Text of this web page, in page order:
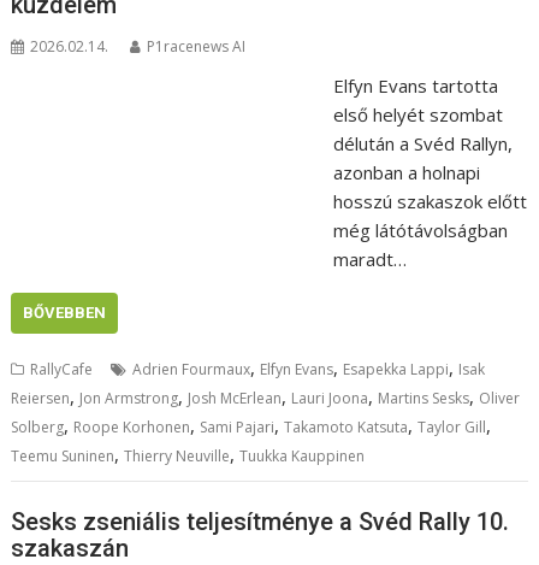
2026.02.14. P1racenews AI
Elfyn Evans tartotta
első helyét szombat
délután a Svéd Rallyn,
azonban a holnapi
hosszú szakaszok előtt
még látótávolságban
maradt…
BŐVEBBEN
RallyCafe Adrien Fourmaux, Elfyn Evans, Esapekka Lappi, Isak
Reiersen, Jon Armstrong, Josh McErlean, Lauri Joona, Martins Sesks, Oliver
Solberg, Roope Korhonen, Sami Pajari,Takamoto Katsuta,Taylor Gill,
Teemu Suninen,Thierry Neuville,Tuukka Kauppinen
Sesks zseniális teljesítménye a Svéd Rally 10.
szakaszán